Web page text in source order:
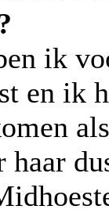
ik
en ik